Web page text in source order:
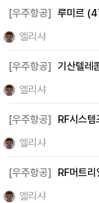
[우주항공] 루미르
엘리샤
[우주항공] 기산텔
엘리샤
[우주항공]
RF시스
엘리샤
[우주항공]
RF머트
엘리샤